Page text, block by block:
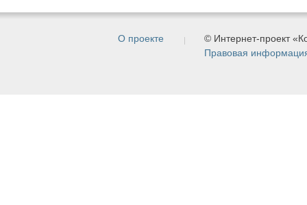
О проекте
© Интернет-проект
Правовая